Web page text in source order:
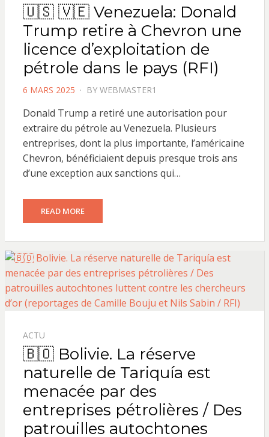
🇺🇸 🇻🇪 Venezuela: Donald
Trump retire à Chevron une
licence d’exploitation de
pétrole dans le pays (RFI)
POSTED
6 MARS 2025 BY WEBMASTER1
Donald Trump a retiré une autorisation pour
extraire du pétrole au Venezuela. Plusieurs
entreprises, dont la plus importante, l’américaine
Chevron, bénéficiaient depuis presque trois ans
d’une exception aux sanctions qui…
READ MORE
ACTU
🇧🇴 Bolivie. La réserve
naturelle de Tariquía est
menacée par des
entreprises pétrolières / Des
patrouilles autochtones